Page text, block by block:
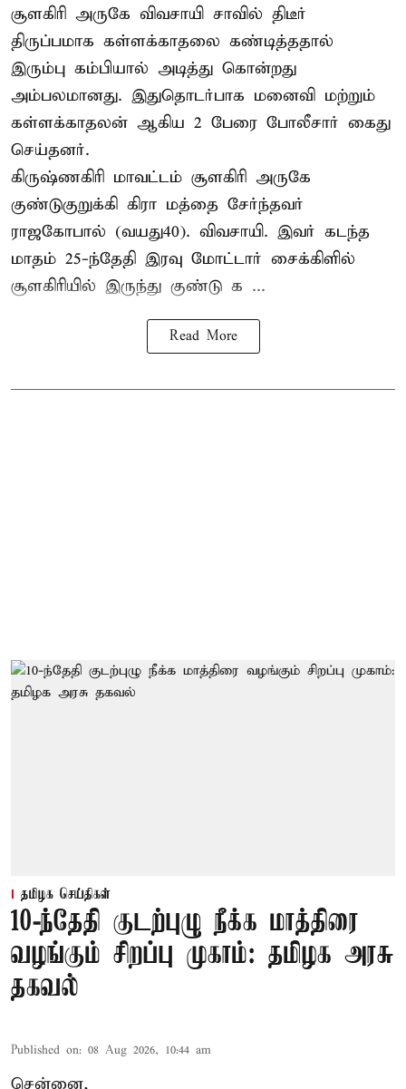
சூளகிரி அருகே விவசாயி சாவில் திடீர்
திருப்பமாக கள்ளக்காதலை கண்டித்ததால்
இரும்பு கம்பியால் அடித்து கொன்றது
அம்பலமானது. இதுதொடர்பாக மனைவி மற்றும்
கள்ளக்காதலன் ஆகிய 2 பேரை போலீசார் கைது
செய்தனர்.
கிருஷ்ணகிரி மாவட்டம் சூளகிரி அருகே
குண்டுகுறுக்கி கிரா மத்தை சேர்ந்தவர்
ராஜகோபால் (வயது40). விவசாயி. இவர் கடந்த
மாதம் 25-ந்தேதி இரவு மோட்டார் சைக்கிளில்
சூளகிரியில் இருந்து குண்டு க ...
Read More
தமிழக செய்திகள்
10-ந்தேதி குடற்புழு நீக்க மாத்திரை
வழங்கும் சிறப்பு முகாம்: தமிழக அரசு
தகவல்
Published on: 08 Aug 2026, 10:44 am
சென்னை,